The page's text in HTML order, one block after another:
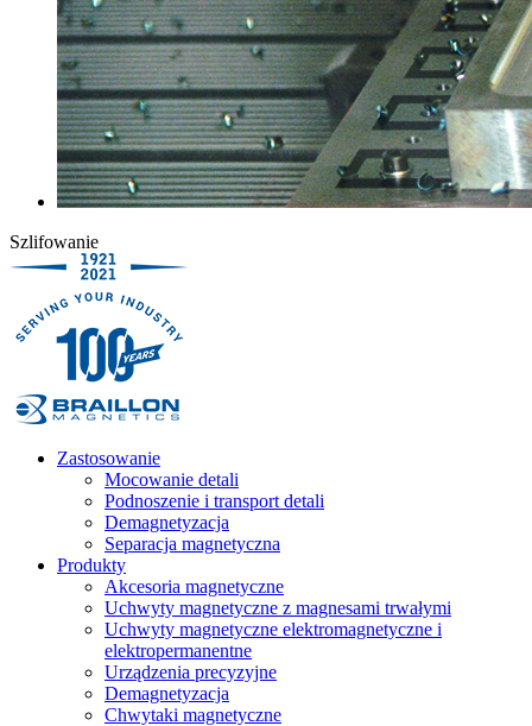
Szlifowanie
Zastosowanie
Mocowanie detali
Podnoszenie i transport detali
Demagnetyzacja
Separacja magnetyczna
Produkty
Akcesoria magnetyczne
Uchwyty magnetyczne z magnesami trwałymi
Uchwyty magnetyczne elektromagnetyczne i
elektropermanentne
Urządzenia precyzyjne
Demagnetyzacja
Chwytaki magnetyczne